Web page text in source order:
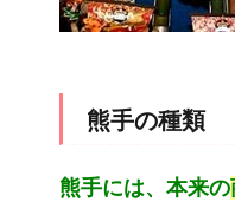
熊手の種類
熊手には、本来の